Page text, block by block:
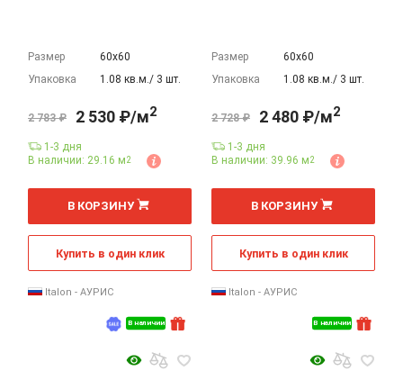
Размер
60х60
Упаковка
1.08 кв.м./ 3 шт.
В наличии
2 783 ₽ 2 530 ₽/м2
1-3 дня
В наличии: 29.16 м2
м
В КОРЗИНУ
Купить в один клик
Italon - АУРИС
Размер
60х60
Упаковка
1.08 кв.м./ 3 шт.
В наличии
2 728 ₽ 2 480 ₽/м2
1-3 дня
В наличии: 39.96 м2
м
В КОРЗИНУ
Купить в один клик
Italon - АУРИС